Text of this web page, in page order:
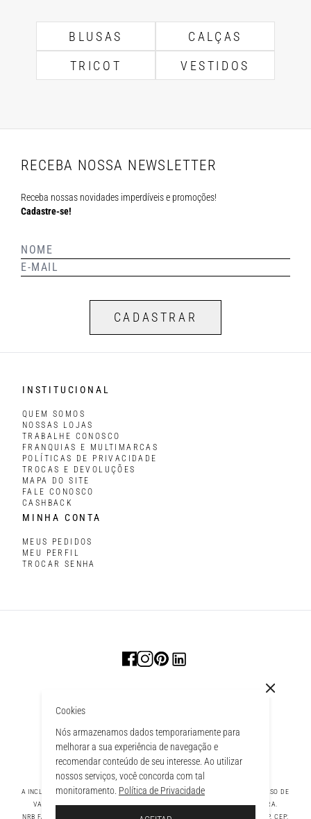
Cookies
Nós armazenamos dados temporariamente para
melhorar a sua experiência de navegação e
recomendar conteúdo de seu interesse. Ao utilizar
nossos serviços, você concorda com tal
monitoramento. Política de Privacidade
BLUSAS
CALÇAS
TRICOT
VESTIDOS
RECEBA NOSSA NEWSLETTER
Receba nossas novidades imperdíveis e promoções!
Cadastre-se!
CADASTRAR
INSTITUCIONAL
QUEM SOMOS
NOSSAS LOJAS
TRABALHE CONOSCO
FRANQUIAS E MULTIMARCAS
POLÍTICAS DE PRIVACIDADE
TROCAS E DEVOLUÇÕES
MAPA DO SITE
FALE CONOSCO
CASHBACK
MINHA CONTA
MEUS PEDIDOS
MEU PERFIL
TROCAR SENHA
A INCLUSÃO DE UM PRODUTO NA SACOLA NÃO GARANTE SEU PREÇO. EM CASO DE
VARIAÇÃO, PREVALECERÁ O PREÇO VIGENTE NA FINALIZAÇÃO DA COMPRA.
NRB FASHION COMPANY LTDA - AV. TAMBORE, 1043 - TAMBORÉ BARUERI - SP, CEP: